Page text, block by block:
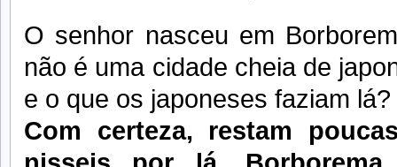
O senhor nasceu em
não é uma cidade cheia de
e o que os japoneses faziam lá?
Com certeza, restam